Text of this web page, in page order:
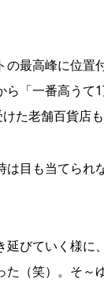
最高峰に位置
ら「一番高うて
た老舗百貨店も
目も当てられ
びていく様に
（笑）。そ～